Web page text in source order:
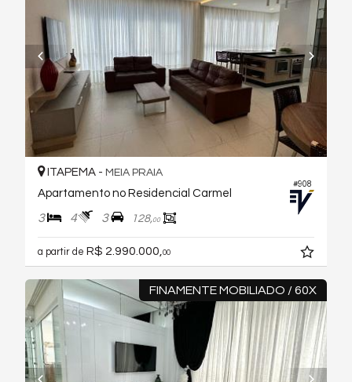
#908
ITAPEMA - MEIA PRAIA
Apartamento no Residencial Carmel
3 4 3 128,00
a partir de R$ 2.990.000, 00
FINAMENTE MOBILIADO / 60X